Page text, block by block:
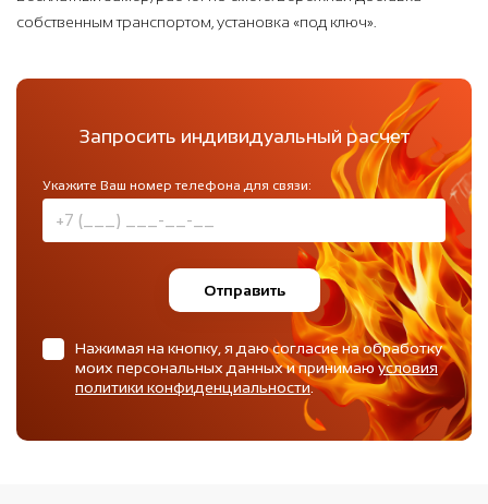
собственным транспортом, установка «под ключ».
Запросить индивидуальный расчет
Укажите Ваш номер телефона для связи:
Отправить
Нажимая на кнопку, я даю согласие на обработку
моих персональных данных и принимаюусловия
политики конфиденциальности.